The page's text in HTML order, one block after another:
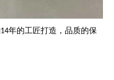
14年的工匠打造，品质的保